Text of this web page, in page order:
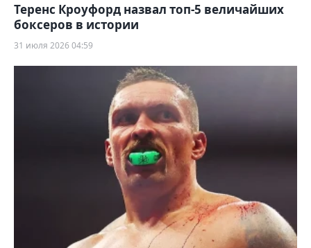
Теренс Кроуфорд назвал топ-5 величайших
боксеров в истории
31 июля 2026 04:59